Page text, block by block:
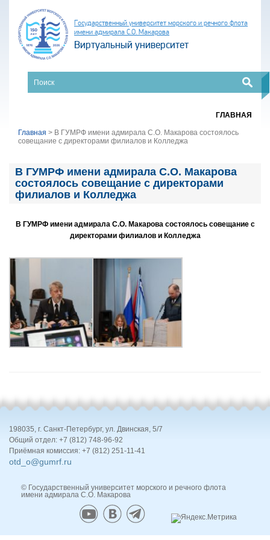
Государственный университет морского и речного флота
имени адмирала С.О. Макарова
Виртуальный университет
ГЛАВНАЯ
Главная > В ГУМРФ имени адмирала С.О. Макарова состоялось
совещание с директорами филиалов и Колледжа
В ГУМРФ имени адмирала С.О. Макарова
состоялось совещание с директорами
филиалов и Колледжа
В ГУМРФ имени адмирала С.О. Макарова состоялось совещание с
директорами филиалов и Колледжа
198035, г. Санкт-Петербург, ул. Двинская, 5/7
Общий отдел: +7 (812) 748-96-92
Приёмная комиссия: +7 (812) 251-11-41
otd_o@gumrf.ru
© Государственный университет морского и речного флота
имени адмирала С.О. Макарова